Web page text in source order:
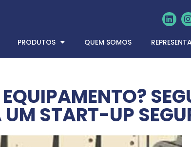
PRODUTOS QUEM SOMOS
UM START-UP